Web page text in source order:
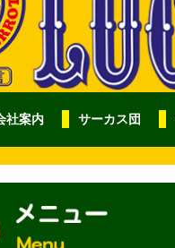
社案内 サーカス団